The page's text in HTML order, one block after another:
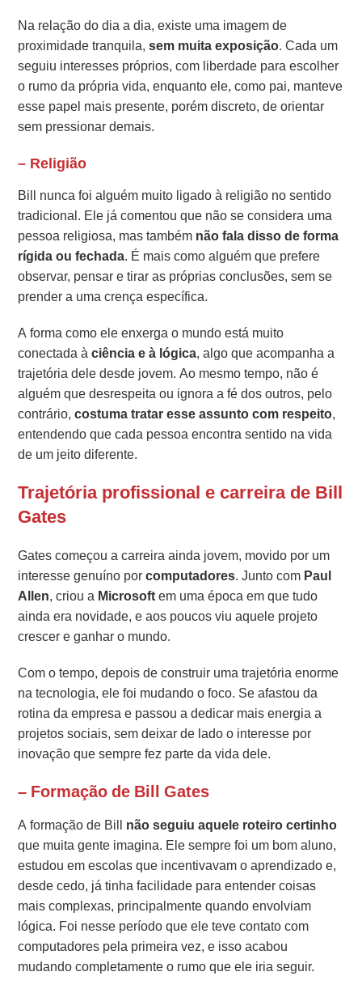
Na relação do dia a dia, existe uma imagem de
proximidade tranquila, sem muita exposição. Cada um
seguiu interesses próprios, com liberdade para escolher
o rumo da própria vida, enquanto ele, como pai, manteve
esse papel mais presente, porém discreto, de orientar
sem pressionar demais.
– Religião
Bill nunca foi alguém muito ligado à religião no sentido
tradicional. Ele já comentou que não se considera uma
pessoa religiosa, mas também não fala disso de forma
rígida ou fechada. É mais como alguém que prefere
observar, pensar e tirar as próprias conclusões, sem se
prender a uma crença específica.
A forma como ele enxerga o mundo está muito
conectada àciência e à lógica, algo que acompanha a
trajetória dele desde jovem. Ao mesmo tempo, não é
alguém que desrespeita ou ignora a fé dos outros, pelo
contrário,costuma tratar esse assunto com respeito,
entendendo que cada pessoa encontra sentido na vida
de um jeito diferente.
Trajetória profissional e carreira de Bill
Gates
Gates começou a carreira ainda jovem, movido por um
interesse genuíno porcomputadores. Junto com Paul
Allen, criou a Microsoftem uma época em que tudo
ainda era novidade, e aos poucos viu aquele projeto
crescer e ganhar o mundo.
Com o tempo, depois de construir uma trajetória enorme
na tecnologia, ele foi mudando o foco. Se afastou da
rotina da empresa e passou a dedicar mais energia a
projetos sociais, sem deixar de lado o interesse por
inovação que sempre fez parte da vida dele.
– Formação de Bill Gates
A formação de Bill não seguiu aquele roteiro certinho
que muita gente imagina. Ele sempre foi um bom aluno,
estudou em escolas que incentivavam o aprendizado e,
desde cedo, já tinha facilidade para entender coisas
mais complexas, principalmente quando envolviam
lógica. Foi nesse período que ele teve contato com
computadores pela primeira vez, e isso acabou
mudando completamente o rumo que ele iria seguir.